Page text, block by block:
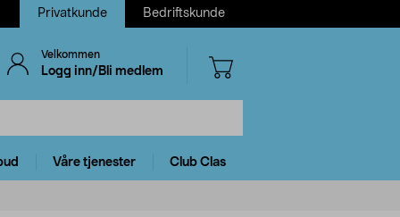
Privatkunde Bedriftskunde
Velkommen
Logg inn/Bli medlem
Våre tjenester Club Clas